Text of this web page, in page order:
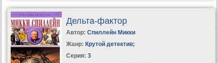
Дельта-фактор
Автор: Спиллейн Микки
Жанр: Крутой детектив;
Серия: 3